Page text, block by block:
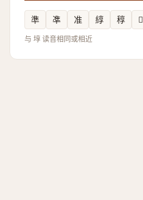
準 凖 准 綧 稕 𤌞
与 埻 读音相同或相近